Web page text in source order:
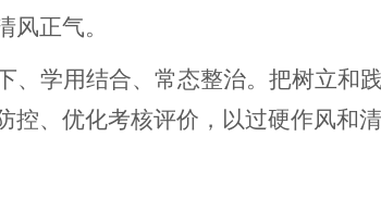
正气。
学用结合、常态整治。把树立和
、优化考核评价，以过硬作风和